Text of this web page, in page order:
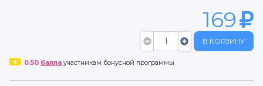
169
В КОРЗИНУ
0.50 баллаучастникам бонусной программы